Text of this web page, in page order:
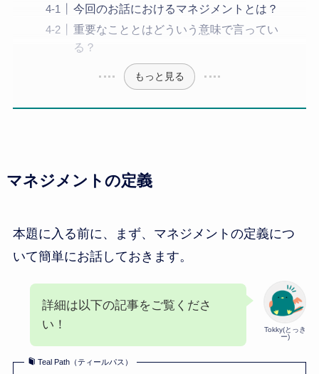
今回のお話におけるマネジメントとは？
重要なこととはどういう意味で言ってい
る？
もっと見る
マネジメントの定義
本題に入る前に、まず、マネジメントの定義につ
いて簡単にお話しておきます。
Tokky(とっき
ー)
詳細は以下の記事をご覧くださ
い！
Teal Path（ティールパス）